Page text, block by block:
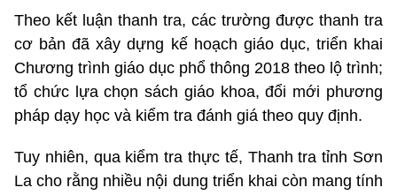
Theo kết luận thanh tra, các trường được thanh tra
cơ bản đã xây dựng kế hoạch giáo dục, triển khai
Chương trình giáo dục phổ thông 2018 theo lộ trình;
tổ chức lựa chọn sách giáo khoa, đổi mới phương
pháp dạy học và kiểm tra đánh giá theo quy định.
Tuy nhiên, qua kiểm tra thực tế, Thanh tra tỉnh Sơn
La cho rằng nhiều nội dung triển khai còn mang tính